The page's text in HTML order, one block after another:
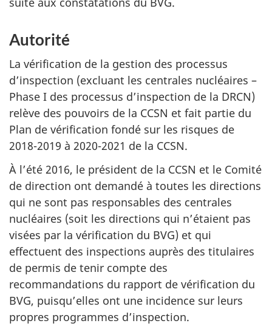
Autorité
La vérification de la gestion des processus
d’inspection (excluant les centrales nucléaires –
Phase I des processus d’inspection de la DRCN)
relève des pouvoirs de la CCSN et fait partie du
Plan de vérification fondé sur les risques de
2018-2019 à 2020-2021 de la CCSN.
À l’été 2016, le président de la CCSN et le Comité
de direction ont demandé à toutes les directions
qui ne sont pas responsables des centrales
nucléaires (soit les directions qui n’étaient pas
visées par la vérification du BVG) et qui
effectuent des inspections auprès des titulaires
de permis de tenir compte des
recommandations du rapport de vérification du
BVG, puisqu’elles ont une incidence sur leurs
propres programmes d’inspection.